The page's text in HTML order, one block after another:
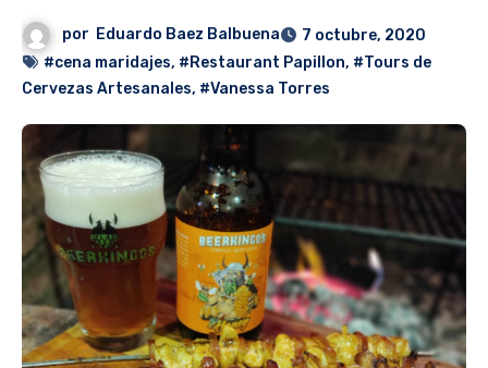
por Eduardo Baez Balbuena
7 octubre, 2020
#cena maridajes, #Restaurant Papillon, #Tours de
Cervezas Artesanales, #Vanessa Torres